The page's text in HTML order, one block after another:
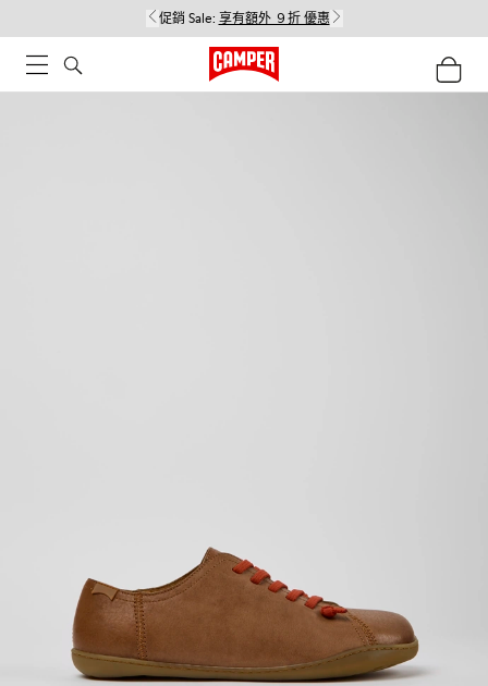
促銷 Sale: 享有額外 ９折 優惠